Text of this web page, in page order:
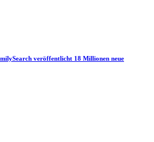
veröffentlicht 18 Millionen neue